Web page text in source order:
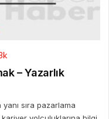
– Yazarlık
sıra pazarlama